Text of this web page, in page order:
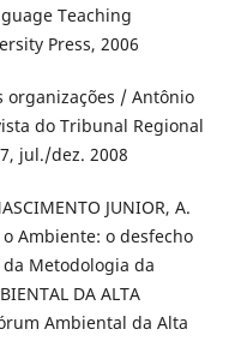
Teaching
Press, 2006
organizações / Antônio
do Tribunal Regional
jul./dez. 2008
JUNIOR, A.
Ambiente: o desfecho
Metodologia da
DA ALTA
Ambiental da Alta